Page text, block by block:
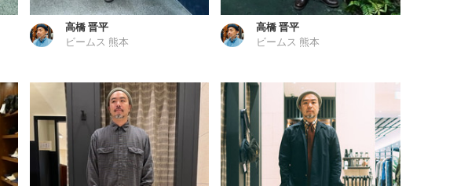
高橋 晋平
ビームス 熊本
高橋 晋平
ビームス 熊本